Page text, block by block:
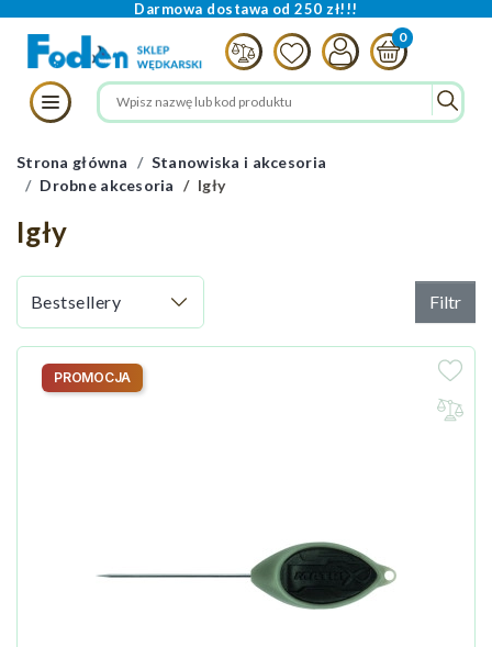
Darmowa dostawa od 250 zł!!!
Strona główna
Stanowiska i akcesoria
Drobne akcesoria
Igły
Igły
Filtr
PROMOCJA